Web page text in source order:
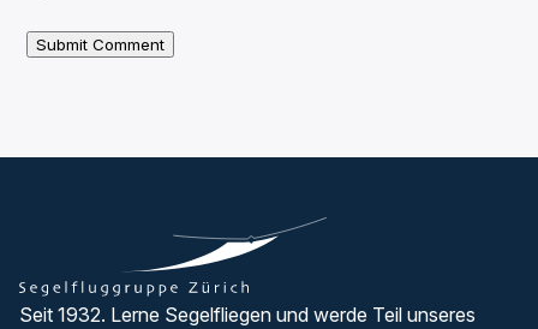
Submit Comment
Seit 1932. Lerne Segelfliegen und werde Teil unseres